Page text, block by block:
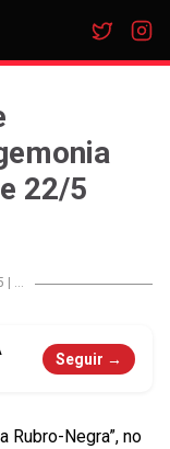
22/5
...
Seguir →
Rubro-Negra”, no